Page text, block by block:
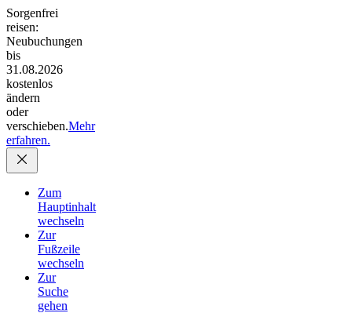
Sorgenfrei
reisen:
Neubuchungen
bis
31.08.2026
kostenlos
ändern
oder
verschieben.Mehr
erfahren.
Zum
Hauptinhalt
wechseln
Zur
Fußzeile
wechseln
Zur
Suche
gehen